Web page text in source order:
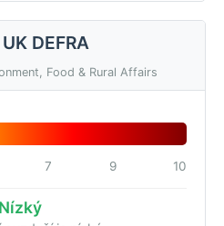
DEFRA
Food & Rural Affairs
7 9 10
Nízký